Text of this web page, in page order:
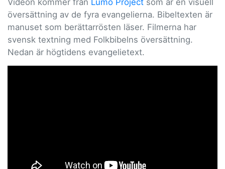
Videon kommer från Lumo Project som är en visuell
översättning av de fyra evangelierna. Bibeltexten är
manuset som berättarrösten läser. Filmerna har
svensk textning med Folkbibelns översättning.
Nedan är högtidens evangelietext.